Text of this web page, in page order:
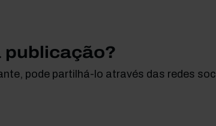
publicação?
pode partilhá-lo através das redes